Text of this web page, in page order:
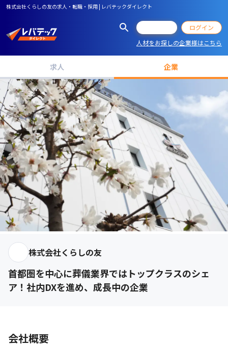
株式会社くらしの友の求人・転職・採用 | レバテックダイレクト
ログイン
人材をお探しの企業様はこちら
求人 企業
株式会社くらしの友
首都圏を中心に葬儀業界ではトップクラスのシェ
ア！社内DXを進め、成長中の企業
会社概要